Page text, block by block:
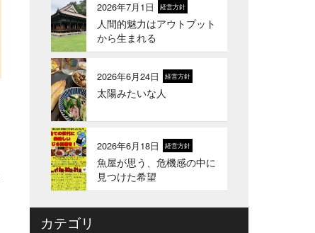
2026年1月21日
冬のギフトはかぎやオンラ
2026年1月1日
2026年 新年のご挨拶
2025年12月12日
冬の鍋おすすめ4選”予約販
2026年7月1日 経営方針
人間的魅力はアウトプット
から生まれる
2026年6月24日 経営方針
太陽みたいな人
2026年6月18日 経営方針
魚屋が思う、危機感の中に
見つけた希望
カテゴリ